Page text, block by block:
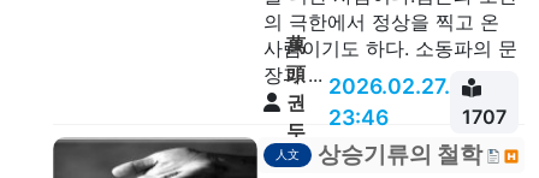
의 극한에서 정상을 찍고 온
사람이기도 하다. 소동파의 문
장과 ...
萬
頭
권
두
안
2026.02.27.
23:46
1707
人文 상승기류의 철학